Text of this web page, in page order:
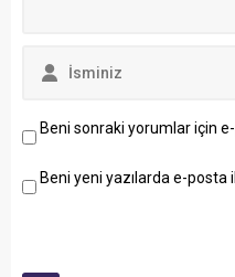
Beni sonraki yorumlar için
Beni yeni yazılarda e-posta